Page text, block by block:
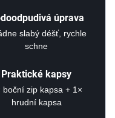
úprava
slabý déšť, rychle
schne
Praktické kapsy
boční zip kapsa + 1×
hrudní kapsa